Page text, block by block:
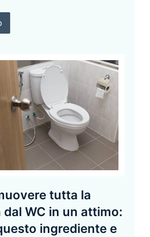
tutta la
WC in un attimo:
ingrediente e